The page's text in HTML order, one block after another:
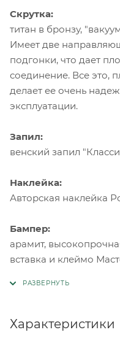
Скрутка:
титан в бронзу,
Имеет две
подгонки, что дает
соединение. Все это,
делает ее очень
эксплуатации.
Запил:
венский запил
Наклейка:
Авторская наклейка
Бампер:
арамит,
вставка и клеймо
Характеристики